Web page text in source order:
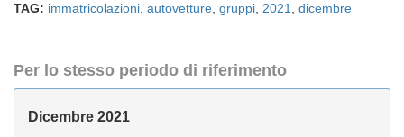
TAG: immatricolazioni autovetture gruppi 2021 dicembre
Per lo stesso periodo di riferimento
Dicembre 2021